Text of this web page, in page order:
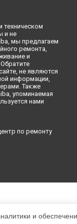
техническом
и не
мы предлагаем
ремонта,
и
не являются
информации,
Также
упоминаемая
нами
по ремонту
и